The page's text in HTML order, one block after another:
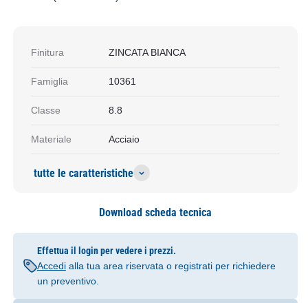
Finitura ZINCATA BIANCA
Famiglia 10361
Classe 8.8
Materiale Acciaio
tutte le caratteristiche
Download scheda tecnica
Effettua il login per vedere i prezzi.
Accedialla tua area riservata o registrati per richiedere
un preventivo.